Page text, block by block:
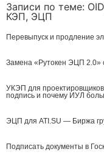
Записи по теме: OID
КЭП, ЭЦП
Перевыпуск и продление
Замена «Рутокен ЭЦП 2.0»
УКЭП для
подпись и почему ИУЛ
ЭЦП для ATI.SU — Биржа
Подписать документы в